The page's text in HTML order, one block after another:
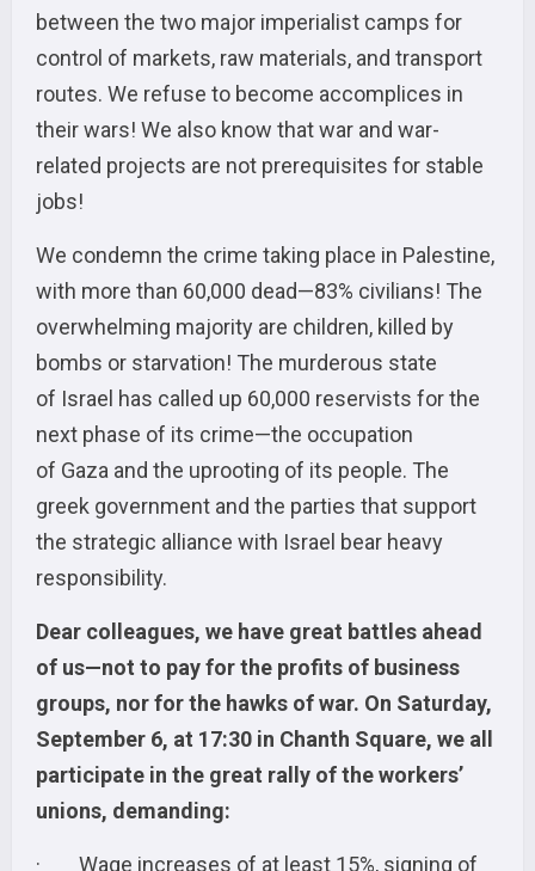
between the two major imperialist camps for
control of markets, raw materials, and transport
routes. We refuse to become accomplices in
their wars! We also know that war and war-
related projects are not prerequisites for stable
jobs!
We condemn the crime taking place in Palestine,
with more than 60,000 dead—83% civilians! The
overwhelming majority are children, killed by
bombs or starvation! The murderous state
of Israel has called up 60,000 reservists for the
next phase of its crime—the occupation
of Gaza and the uprooting of its people. The
greek government and the parties that support
the strategic alliance with Israel bear heavy
responsibility.
Dear colleagues, we have great battles ahead
of us—not to pay for the profits of business
groups, nor for the hawks of war. On Saturday,
September 6, at 17:30 in Chanth Square, we all
participate in the great rally of the workers’
unions, demanding:
· Wage increases of at least 15%, signing of